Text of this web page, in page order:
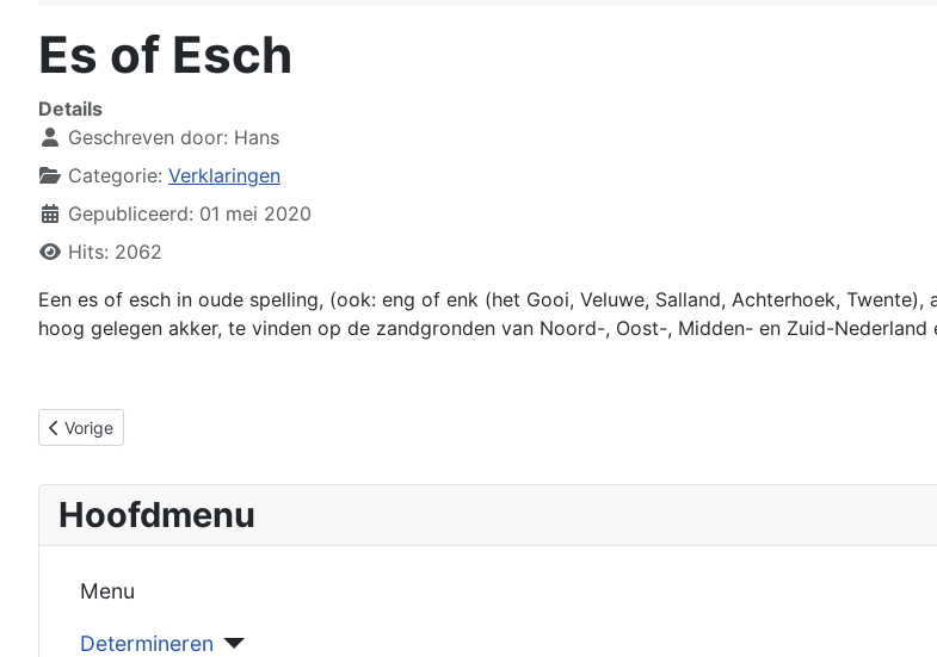
Es of Esch
Details
Geschreven door: Hans
Categorie: Verklaringen
Gepubliceerd: 01 mei 2020
Hits: 2062
Een es of esch in oude spelling, (ook: eng of enk (het Gooi, Veluwe, Salland, Achterhoek,
hoog gelegen akker, te vinden op de zandgronden van Noord-, Oost-, Midden- en Zuid-Nederland
Vorig artikel: Eierlevendbarendheid
Vorige
Hoofdmenu
Menu
Determineren